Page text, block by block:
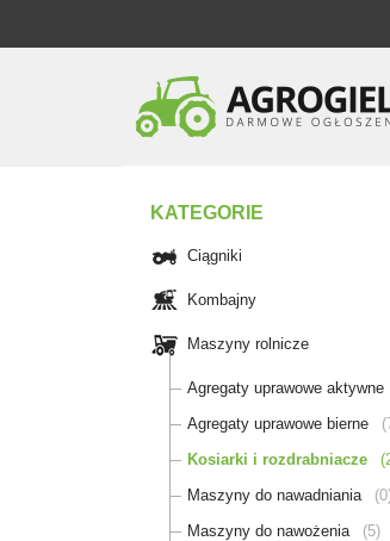
KATEGORIE
Ciągniki
Kombajny
Maszyny rolnicze
Agregaty uprawowe aktywne
Agregaty uprawowe bierne
Kosiarki i rozdrabniacze
Maszyny do nawadniania
Maszyny do nawożenia
(5)